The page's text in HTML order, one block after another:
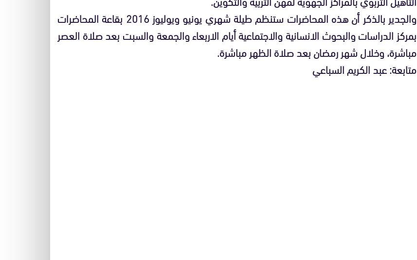
والجدير بالذكر أن هذه المحاضرات ستنظم طيلة شهري يونيو ويوليوز 2016 بقاعة المحاضرات
بمركز الدراسات والبحوث الانسانية والاجتماعية أيام الاربعاء والجمعة والسبت بعد صلاة العصر
مباشرة، وخلال شهر رمضان بعد صلاة الظهر مباشرة.
متابعة: عبد الكريم السباعي